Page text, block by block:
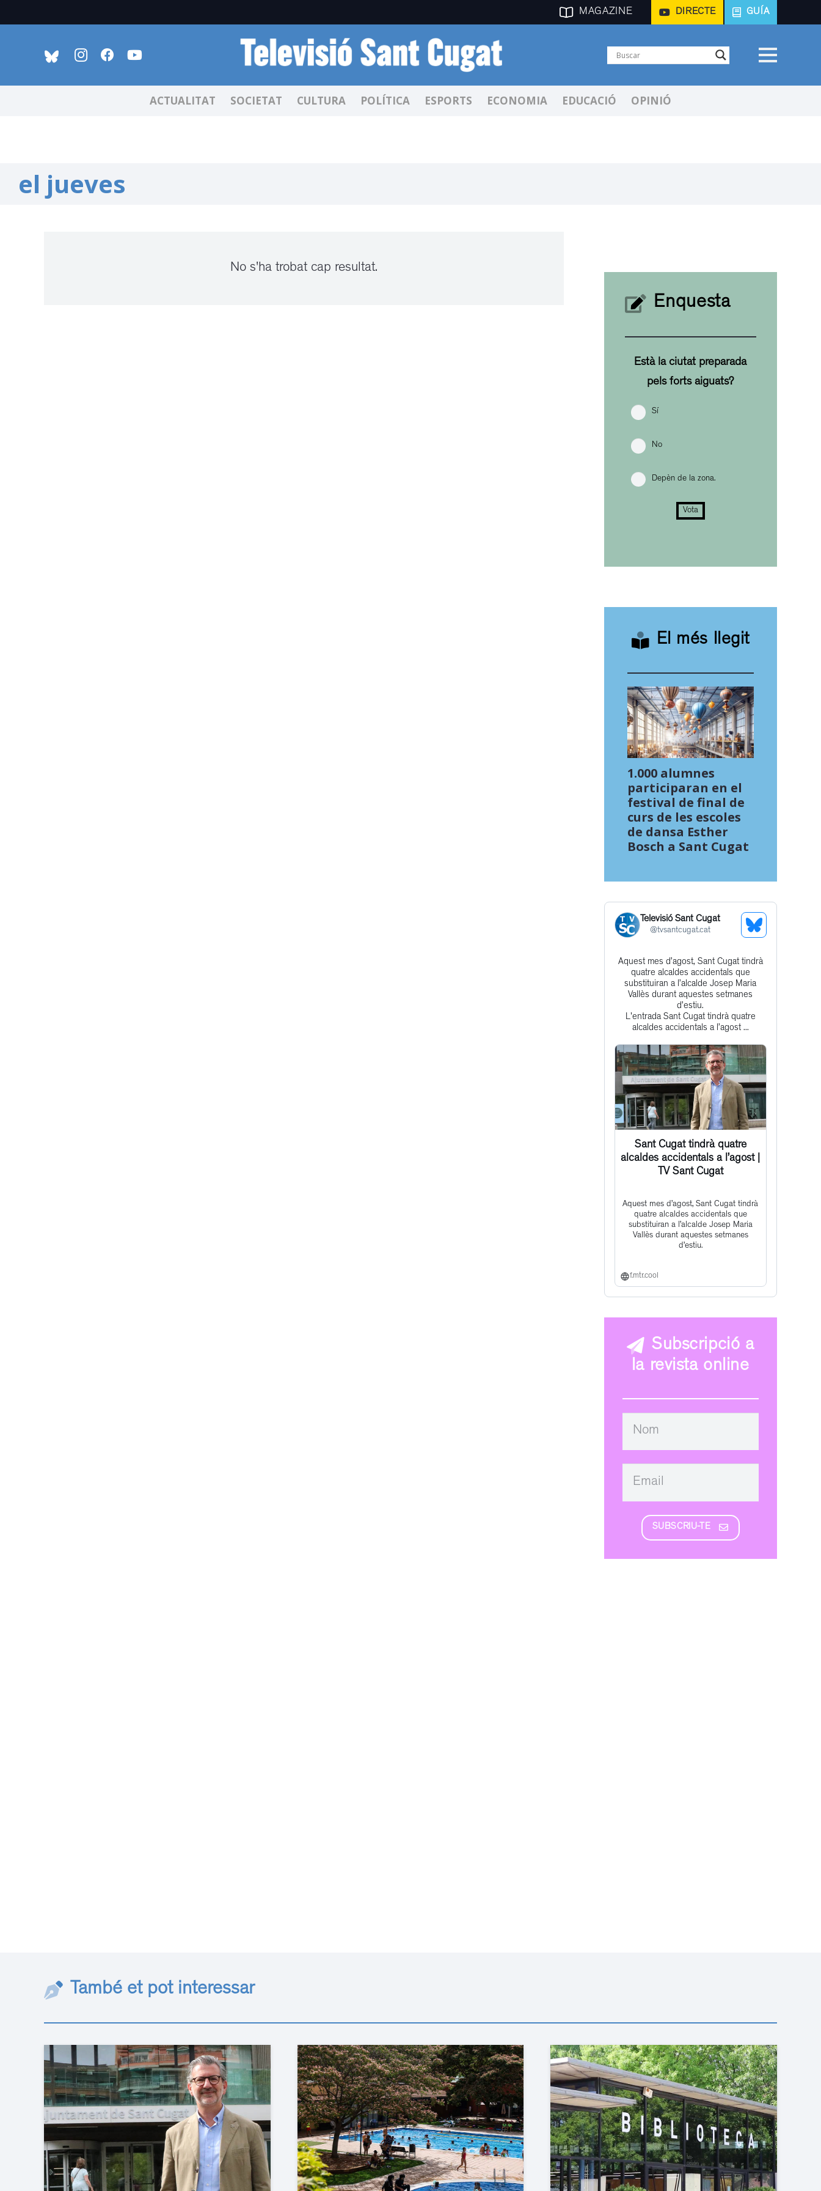
MAGAZINE DIRECTE GUÍA
ACTUALITAT SOCIETAT CULTURA POLÍTICA ESPORTS ECONOMIA EDUCACIÓ OPINIÓ
el jueves
No s'ha trobat cap resultat.
Enquesta
Està la ciutat preparada
pels forts aiguats?
Sí
No
Depèn de la zona.
Vota
El més llegit
1.000 alumnes
participaran en el
festival de final de
curs de les escoles
de dansa Esther
Bosch a Sant Cugat
Televisió Sant Cugat
@tvsantcugat.cat
See
Profile
Get
to
this
post
Aquest mes d’agost, Sant Cugat tindrà
quatre alcaldes accidentals que
substituiran a l’alcalde Josep Maria
Vallès durant aquestes setmanes
d’estiu.
L'entrada Sant Cugat tindrà quatre
alcaldes accidentals a l’agost ...
Sant Cugat tindrà quatre
alcaldes accidentals a l’agost |
TV Sant Cugat
Aquest mes d’agost, Sant Cugat tindrà
quatre alcaldes accidentals que
substituiran a l’alcalde Josep Maria
Vallès durant aquestes setmanes
d’estiu.
f.mtr.cool
Subscripció a
la revista online
SUBSCRIU-TE
També et pot interessar